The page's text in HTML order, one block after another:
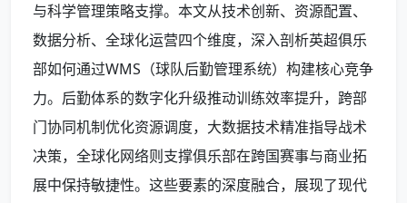
与科学管理策略支撑。本文从技术创新、资源配置、
数据分析、全球化运营四个维度，深入剖析英超俱乐
部如何通过WMS（球队后勤管理系统）构建核心竞争
力。后勤体系的数字化升级推动训练效率提升，跨部
门协同机制优化资源调度，大数据技术精准指导战术
决策，全球化网络则支撑俱乐部在跨国赛事与商业拓
展中保持敏捷性。这些要素的深度融合，展现了现代